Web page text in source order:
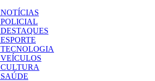
NOTÍCIAS
POLICIAL
DESTAQUES
ESPORTE
TECNOLOGIA
VEÍCULOS
CULTURA
SAÚDE